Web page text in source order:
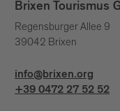
Brixen Tourismus
Regensburger Allee 9
39042 Brixen
info@brixen.org
+39 0472 27 52 52